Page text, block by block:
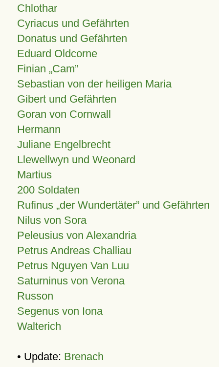
Chlothar
Cyriacus und Gefährten
Donatus und Gefährten
Eduard Oldcorne
Finian Cam
Sebastian von der heiligen Maria
Gibert und Gefährten
Goran von Cornwall
Hermann
Juliane Engelbrecht
Llewellwyn und Weonard
Martius
200 Soldaten
Rufinus „der Wundertäter” und Gefährten
Nilus von Sora
Peleusius von Alexandria
Petrus Andreas Challiau
Petrus Nguyen Van Luu
Saturninus von Verona
Russon
Segenus von Iona
Walterich
• Update: Brenach